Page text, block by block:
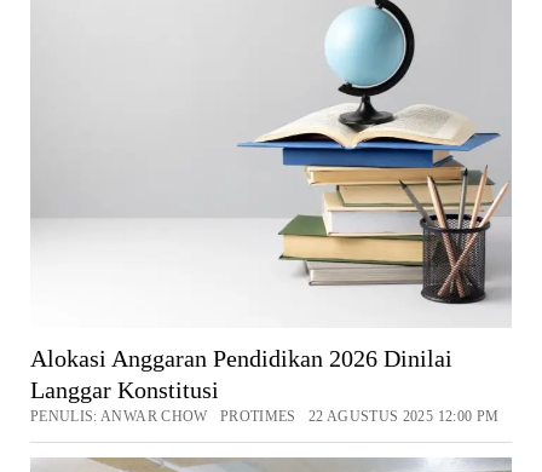
Alokasi Anggaran Pendidikan 2026 Dinilai
Langgar Konstitusi
PENULIS: ANWAR CHOW PROTIMES 22 AGUSTUS 2025 12:00 PM